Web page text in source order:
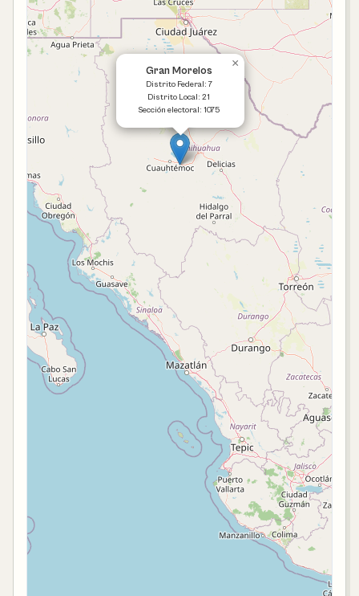
Gran Morelos
Distrito Federal: 7
Distrito Local: 21
Sección electoral: 1075
×